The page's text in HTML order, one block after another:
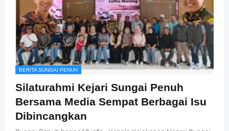
BERITA SUNGAI PENUH
Silaturahmi Kejari Sungai Penuh
Bersama Media Sempat Berbagai Isu
Dibincangkan